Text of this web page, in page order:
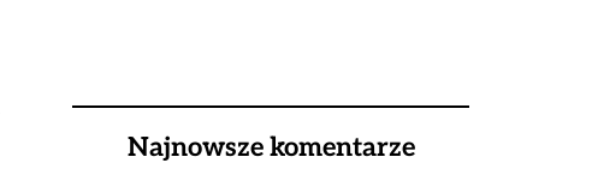
Najnowsze komentarze